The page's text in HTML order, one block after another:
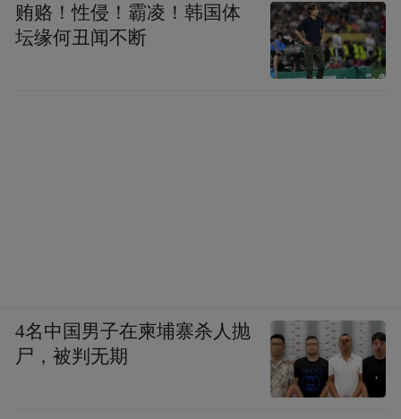
贿赂！性侵！霸凌！韩国体
坛缘何丑闻不断
4名中国男子在柬埔寨杀人抛
尸，被判无期